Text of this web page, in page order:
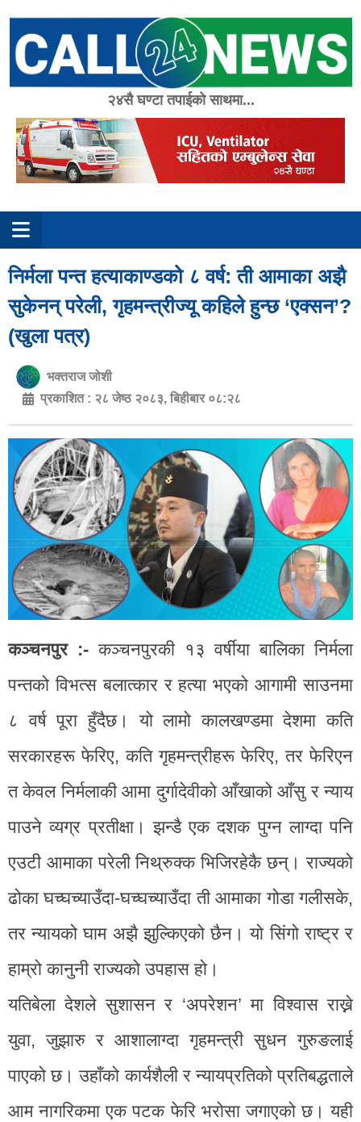
content
२४सै घण्टा तपाईको साथमा...
निर्मला पन्त हत्याकाण्डको ८ वर्ष: ती आमाका अझै
सुकेनन् परेली, गृहमन्त्रीज्यू कहिले हुन्छ ‘एक्सन’?
(खुला पत्र)
भक्तराज जोशी
प्रकाशित : २८ जेष्ठ २०८३, बिहीबार ०८:२८
कञ्चनपुर :-कञ्चनपुरकी १३ वर्षीया बालिका निर्मला
पन्तको विभत्स बलात्कार र हत्या भएको आगामी साउनमा
८ वर्ष पूरा हुँदैछ। यो लामो कालखण्डमा देशमा कति
सरकारहरू फेरिए, कति गृहमन्त्रीहरू फेरिए, तर फेरिएन
त केवल निर्मलाकी आमा दुर्गादेवीको आँखाको आँसु र न्याय
पाउने व्यग्र प्रतीक्षा। झन्डै एक दशक पुग्न लाग्दा पनि
एउटी आमाका परेली निथ्रुक्क भिजिरहेकै छन्। राज्यको
ढोका घच्घच्याउँदा-घच्घच्याउँदा ती आमाका गोडा गलीसके,
तर न्यायको घाम अझै झुल्किएको छैन। यो सिंगो राष्ट्र र
हाम्रो कानुनी राज्यको उपहास हो।
यतिबेला देशले सुशासन र ‘अपरेशन’ मा विश्वास राख्ने
युवा, जुझारु र आशालाग्दा गृहमन्त्री सुधन गुरुङलाई
पाएको छ। उहाँको कार्यशैली र न्यायप्रतिको प्रतिबद्धताले
आम नागरिकमा एक पटक फेरि भरोसा जगाएको छ। यही